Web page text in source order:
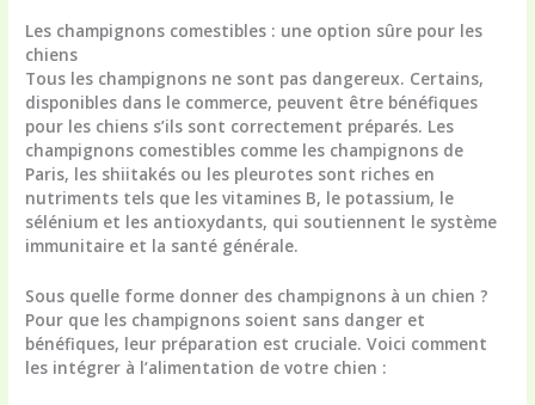
Les champignons comestibles : une option sûre pour les
chiens
Tous les champignons ne sont pas dangereux. Certains,
disponibles dans le commerce, peuvent être bénéfiques
pour les chiens s’ils sont correctement préparés. Les
champignons comestibles comme les champignons de
Paris, les shiitakés ou les pleurotes sont riches en
nutriments tels que les vitamines B, le potassium, le
sélénium et les antioxydants, qui soutiennent le système
immunitaire et la santé générale.
Sous quelle forme donner des champignons à un chien ?
Pour que les champignons soient sans danger et
bénéfiques, leur préparation est cruciale. Voici comment
les intégrer à l’alimentation de votre chien :